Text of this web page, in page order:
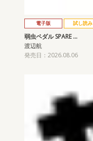
電子版 試し読み
弱虫ペダル SPARE …
渡辺航
発売日：2026.08.06